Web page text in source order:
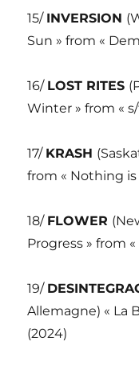
15/ INVERSION
Sun » from «
16/ LOST RITES
Winter » from «
17/ KRASH
from « Nothing is
18/ FLOWER
Progress » from
19/
Allemagne) « La
(2024)